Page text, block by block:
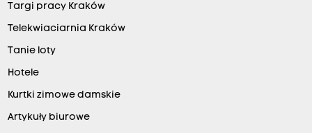
Targi pracy Kraków
Telekwiaciarnia Kraków
Tanie loty
Hotele
Kurtki zimowe damskie
Artykuły biurowe